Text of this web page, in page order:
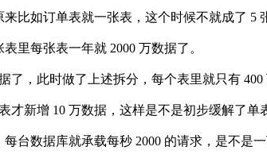
比如订单表就一张表，这个时候不就成了 5
里每张表一年就 2000 万数据了。
了，此时做了上述拆分，每个表里就只有 400
才新增 10 万数据，这样是不是初步缓解了单
台数据库就承载每秒 2000 的请求，是不是